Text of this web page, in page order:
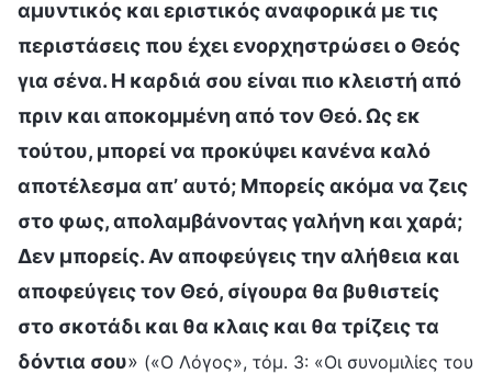
αμυντικός και εριστικός αναφορικά με τις
περιστάσεις που έχει ενορχηστρώσει ο Θεός
για σένα. Η καρδιά σου είναι πιο κλειστή από
πριν και αποκομμένη από τον Θεό. Ως εκ
τούτου, μπορεί να προκύψει κανένα καλό
αποτέλεσμα απ’ αυτό; Μπορείς ακόμα να ζεις
στο φως, απολαμβάνοντας γαλήνη και χαρά;
Δεν μπορείς. Αν αποφεύγεις την αλήθεια και
αποφεύγεις τον Θεό, σίγουρα θα βυθιστείς
στο σκοτάδι και θα κλαις και θα τρίζεις τα
δόντια σου» («Ο Λόγος», τόμ. 3: «Οι συνομιλίες του